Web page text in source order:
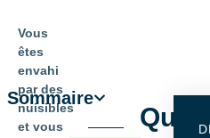
Vous
êtes
envahi
par des
nuisibles
et vous
Sommaire